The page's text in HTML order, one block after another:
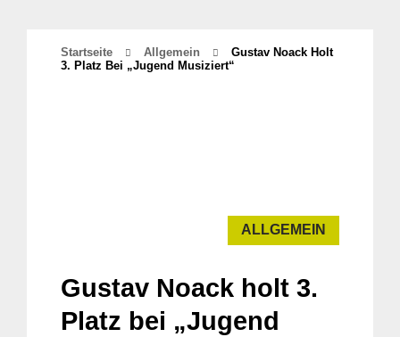
Startseite Allgemein
Gustav Noack Holt
3. Platz Bei „Jugend Musiziert“
ALLGEMEIN
Gustav Noack holt 3.
Platz bei „Jugend